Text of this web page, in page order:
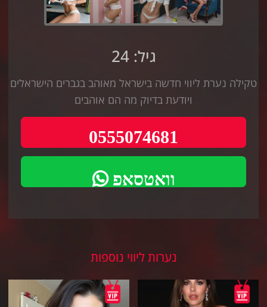
גיל: 24
טקילה נערת ליווי חדשה בישראל מאוהב בגברים הישראלים
ויודעת בדיוק מה הם אוהבים
0555074681
וואטסאפ
נערות ליווי נוספות